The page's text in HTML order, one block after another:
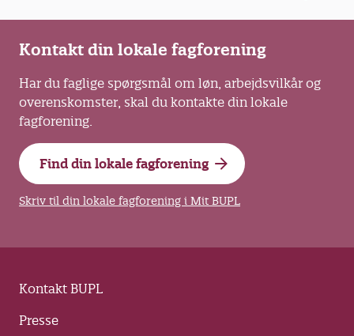
Kontakt din lokale fagforening
Har du faglige spørgsmål om løn, arbejdsvilkår og
overenskomster, skal du kontakte din lokale
fagforening.
Find din lokale fagforening
Skriv til din lokale fagforening i Mit BUPL
Kontakt BUPL
Presse